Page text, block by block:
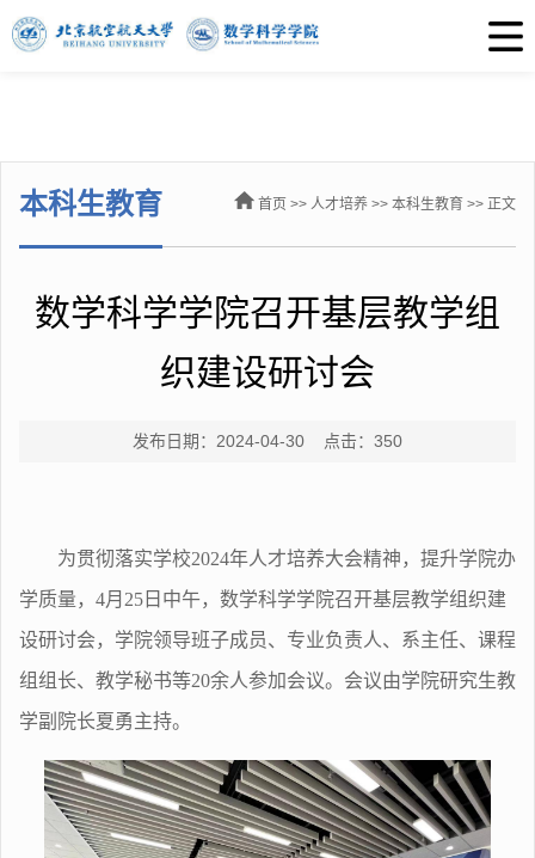
本科生教育 首页 >> 人才培养 >> 本科生教育 >> 正文
数学科学学院召开基层教学组
织建设研讨会
发布日期：2024-04-30 点击： 350
为贯彻落实学校2024年人才培养大会精神，提升学院办
学质量， 4月 25 日中午，数学科学学院召开基层教学组织建
设研讨会，学院领导班子成员、专业负责人、系主任、课程
组组长、教学秘书等20余人参加会议。会议由学院研究生教
学副院长夏勇主持。